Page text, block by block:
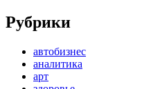
Рубрики
автобизнес
аналитика
арт